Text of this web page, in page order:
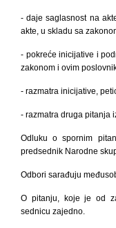
- daje saglasnost na
akte, u skladu sa
- pokreće inicijative i
zakonom i ovim
- razmatra inicijative,
- razmatra druga pitanja
Odluku o spornim
predsednik Narodne
Odbori sarađuju
O pitanju, koje je od
sednicu zajedno.